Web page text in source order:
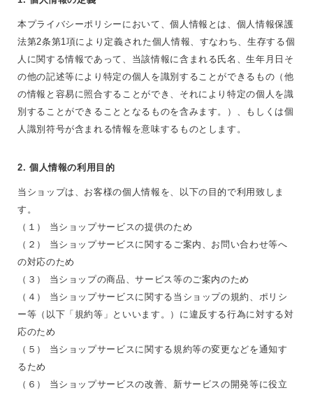
本プライバシーポリシーにおいて、個人情報とは、個人情報保護
法第2条第1項により定義された個人情報、すなわち、生存する個
人に関する情報であって、当該情報に含まれる氏名、生年月日そ
の他の記述等により特定の個人を識別することができるもの（他
の情報と容易に照合することができ、それにより特定の個人を識
別することができることとなるものを含みます。）、もしくは個
人識別符号が含まれる情報を意味するものとします。
2. 個人情報の利用目的
当ショップは、お客様の個人情報を、以下の目的で利用致しま
す。
（１） 当ショップサービスの提供のため
（２） 当ショップサービスに関するご案内、お問い合わせ等へ
の対応のため
（３） 当ショップの商品、サービス等のご案内のため
（４） 当ショップサービスに関する当ショップの規約、ポリシ
ー等（以下「規約等」といいます。）に違反する行為に対する対
応のため
（５） 当ショップサービスに関する規約等の変更などを通知す
るため
（６） 当ショップサービスの改善、新サービスの開発等に役立